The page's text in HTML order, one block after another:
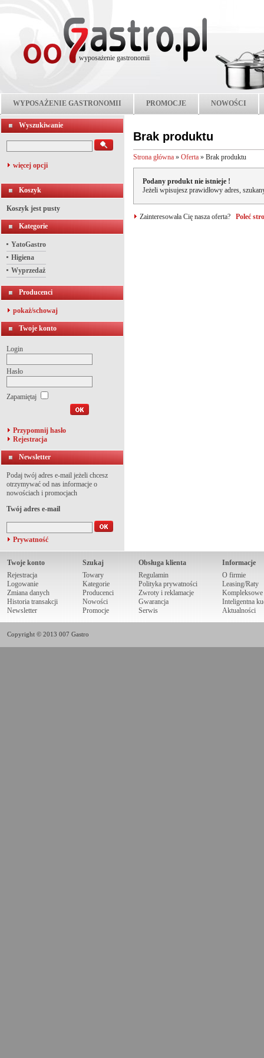
wyposażenie gastronomii
WYPOSAŻENIE GASTRONOMII PROMOCJE NOWOŚCI
Wyszukiwanie
więcej opcji
Koszyk
Koszyk jest pusty
Kategorie
YatoGastro
Higiena
Wyprzedaż
Producenci
pokaż/schowaj
Twoje konto
Login
Hasło
Zapamiętaj
Przypomnij hasło
Rejestracja
Newsletter
Podaj twój adres e-mail jeżeli chcesz
otrzymywać od nas informacje o
nowościach i promocjach
Twój adres e-mail
Prywatność
Brak produktu
Strona główna » Oferta » Brak produktu
Podany produkt nie istnieje !
Jeżeli wpisujesz prawidłowy adres,
Zainteresowała Cię nasza oferta? Poleć
Twoje konto
Rejestracja
Logowanie
Zmiana danych
Historia transakcji
Newsletter
Szukaj
Towary
Kategorie
Producenci
Nowości
Promocje
Obsługa klienta
Regulamin
Polityka prywatności
Zwroty i reklamacje
Gwarancja
Serwis
Informacje
O firmie
Leasing/Raty
Kompleksowe
Inteligentna
Aktualności
Copyright © 2013 007 Gastro